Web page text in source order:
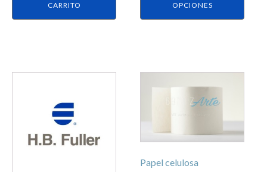
CARRITO
OPCIONES
página
de
variantes.
Papel celulosa